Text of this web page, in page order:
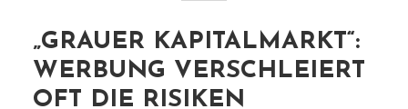
„GRAUER KAPITALMARKT“:
WERBUNG VERSCHLEIERT
OFT DIE RISIKEN